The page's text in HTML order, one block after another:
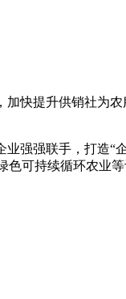
快提升供销社为
强强联手，打造“
可持续循环农业等